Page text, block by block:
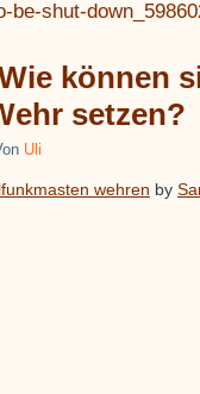
shut-
können
setzen?
Uli
wehren by